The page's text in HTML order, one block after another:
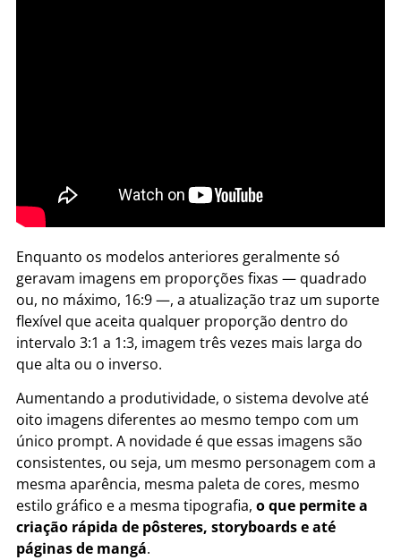
Enquanto os modelos anteriores geralmente só
geravam imagens em proporções fixas — quadrado
ou, no máximo, 16:9 —, a atualização traz um suporte
flexível que aceita qualquer proporção dentro do
intervalo 3:1 a 1:3, imagem três vezes mais larga do
que alta ou o inverso.
Aumentando a produtividade, o sistema devolve até
oito imagens diferentes ao mesmo tempo com um
único prompt. A novidade é que essas imagens são
consistentes, ou seja, um mesmo personagem com a
mesma aparência, mesma paleta de cores, mesmo
estilo gráfico e a mesma tipografia, o que permite a
criação rápida de pôsteres, storyboards e até
páginas de mangá.